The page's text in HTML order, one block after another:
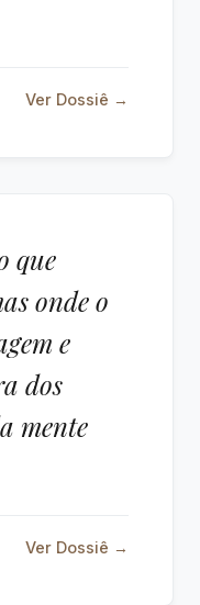
Ver Dossiê →
que
onde o
e
dos
mente
Ver Dossiê →